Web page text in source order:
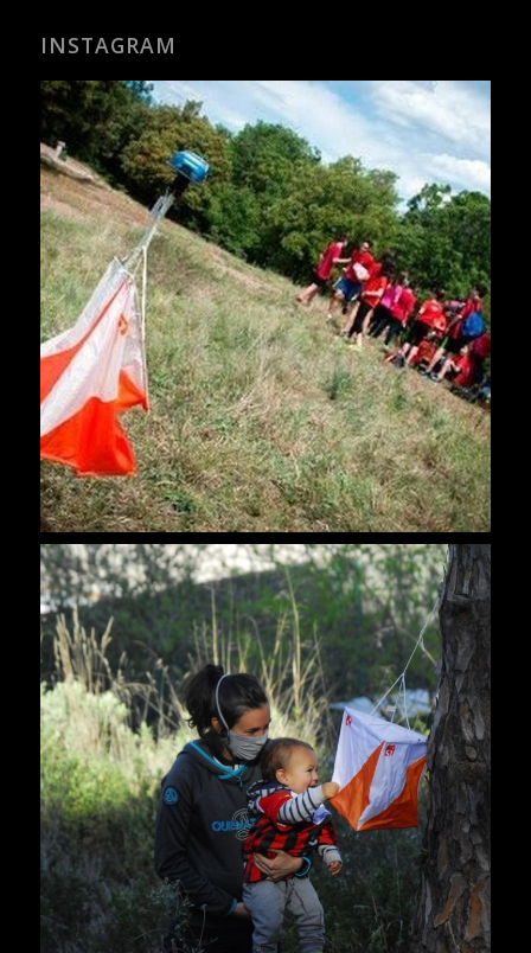
INSTAGRAM